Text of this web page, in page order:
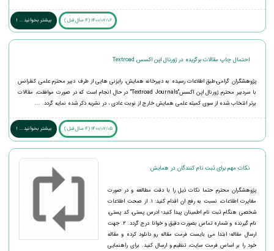
1400/07/06 (4 سال قبل ) بیشتر بخوانید ... !
احتمال چاپ مقالات برگزیده در ژورنال اپن اکسس Textroad
پژوهشگران گرامی،طبق اطلاعات رسیده به دبیرخانه همایش، رایزنی هایی از طرف دبیر محترم علمی کنفرانس
با سردبیر محترم ژورنال اپن اکسس"Textroad Journals" در حال انجام است که در صورت موافقت، مقالات
برتر انتخاب شده از سوی کمیته علمی همایش خارج از نوبت عادی ، در نشریه ذکر شده نمایه گردد. ...
1400/07/05 (4 سال قبل ) بیشتر بخوانید ... !
نکات مهم برای ثبت نام کنندگان در همایش
پژوهشگران محترم حتما نکات ذیل را با دقت مطالعه و در صورت
مغایرت اطلاعات، نسبت به رفع ان اقدام کنید: ۱. از صحت اطلاعات
شخصی هنگام ثبت نام اطمینان پیدا کنید؛ ادرس پستی، کد پستی،
نام گیرنده و شماره تماس بصورت دقیق و خوانا درج گردد. ۲. جهت
ارسال مقاله؛ ابتدا می بایست فرمت مقاله رو دانلود کرده و مقاله
خود را بر اساس فرمت سایت، تنظیم و ارسال کنید. برای راهنمایی